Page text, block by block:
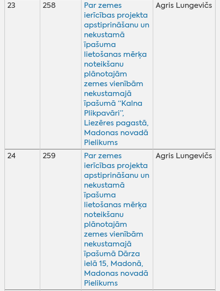
23 258
Par zemes
ierīcības projekta
apstiprināšanu un
nekustamā
īpašuma
lietošanas mērķa
noteikšanu
plānotajām
zemes vienībām
nekustamajā
īpašumā “Kalna
Plikpavāri”,
Liezēres pagastā,
Madonas novadā
Pielikums
Agris Lungevičs
24 259
Par zemes
ierīcības projekta
apstiprināšanu un
nekustamā
īpašuma
lietošanas mērķa
noteikšanu
plānotajām
zemes vienībām
nekustamajā
īpašumā Dārza
ielā 15, Madonā,
Madonas novadā
Pielikums
Agris Lungevičs